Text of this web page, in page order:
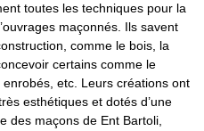
toutes les techniques pour la
maçonnés. Ils savent
comme le bois, la
certains comme le
etc. Leurs créations ont
esthétiques et dotés d’une
des maçons de Ent Bartoli,